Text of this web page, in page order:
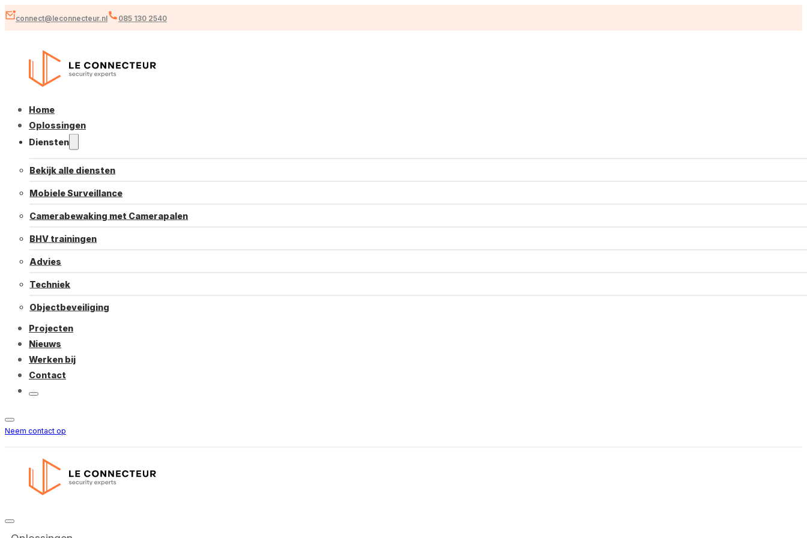
connect@leconnecteur.nl 085 130 2540
Home
Oplossingen
Diensten
Bekijk alle diensten
Mobiele Surveillance
Camerabewaking met Camerapalen
BHV trainingen
Advies
Techniek
Objectbeveiliging
Projecten
Nieuws
Werken bij
Contact
Neem contact op